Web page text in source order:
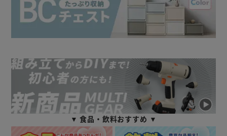
▼ 食品・飲料おすすめ ▼